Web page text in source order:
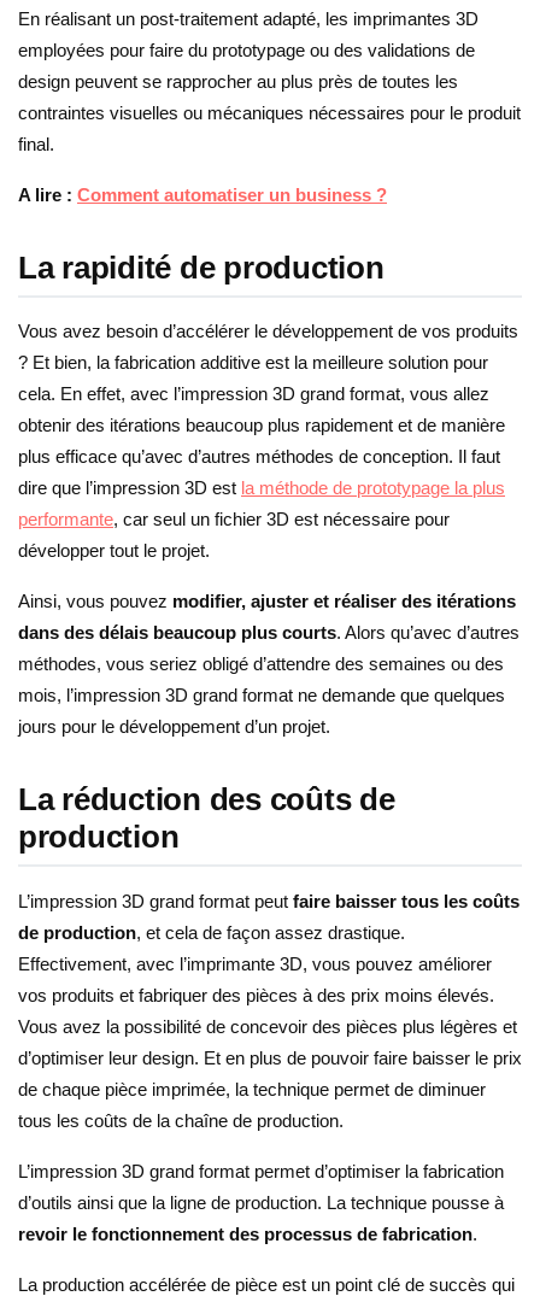
En réalisant un post-traitement adapté, les imprimantes 3D
employées pour faire du prototypage ou des validations de
design peuvent se rapprocher au plus près de toutes les
contraintes visuelles ou mécaniques nécessaires pour le produit
final.
A lire : Comment automatiser un business ?
La rapidité de production
Vous avez besoin d’accélérer le développement de vos produits
? Et bien, la fabrication additive est la meilleure solution pour
cela. En effet, avec l’impression 3D grand format, vous allez
obtenir des itérations beaucoup plus rapidement et de manière
plus efficace qu’avec d’autres méthodes de conception. Il faut
dire que l’impression 3D est la méthode de prototypage la plus
performante, car seul un fichier 3D est nécessaire pour
développer tout le projet.
Ainsi, vous pouvez modifier, ajuster et réaliser des itérations
dans des délais beaucoup plus courts. Alors qu’avec d’autres
méthodes, vous seriez obligé d’attendre des semaines ou des
mois, l’impression 3D grand format ne demande que quelques
jours pour le développement d’un projet.
La réduction des coûts de
production
L’impression 3D grand format peut faire baisser tous les coûts
de production, et cela de façon assez drastique.
Effectivement, avec l’imprimante 3D, vous pouvez améliorer
vos produits et fabriquer des pièces à des prix moins élevés.
Vous avez la possibilité de concevoir des pièces plus légères et
d’optimiser leur design. Et en plus de pouvoir faire baisser le prix
de chaque pièce imprimée, la technique permet de diminuer
tous les coûts de la chaîne de production.
L’impression 3D grand format permet d’optimiser la fabrication
d’outils ainsi que la ligne de production. La technique pousse à
revoir le fonctionnement des processus de fabrication.
La production accélérée de pièce est un point clé de succès qui